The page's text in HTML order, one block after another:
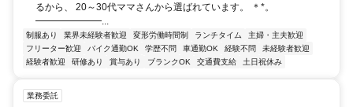
るから、 20～30代ママさんから選ばれています。 ＊*。
━━━━━━━...
制服あり 業界未経験者歓迎 変形労働時間制 ランチタイム
主婦・主夫歓迎
フリーター歓迎
バイク通勤OK 学歴不問 車通勤OK 経験不問
未経験者歓迎
経験者歓迎
研修あり 賞与あり ブランクOK 交通費支給 土日祝休み
業務委託